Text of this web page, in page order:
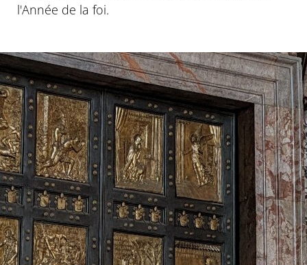
l'Année de la foi.